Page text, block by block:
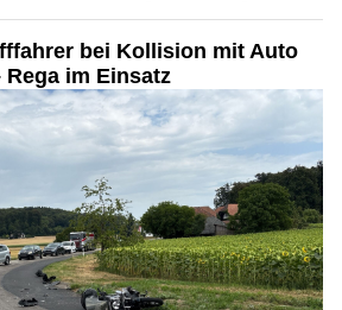
bei Kollision mit Auto
im Einsatz